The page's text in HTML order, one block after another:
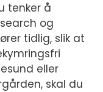
tenker å
og
tidlig, slik at
eller
skal du